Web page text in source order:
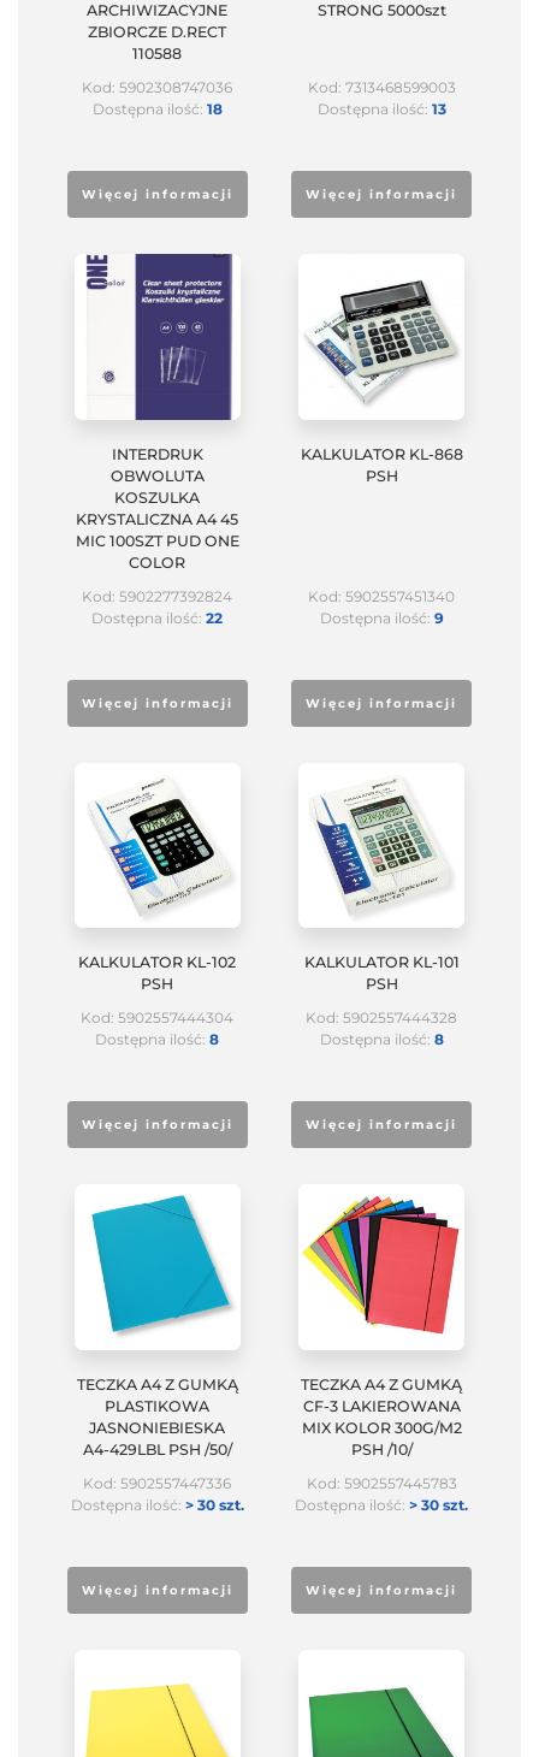
ARCHIWIZACYJNE
ZBIORCZE D.RECT
110588
Kod: 5902308747036
Dostępna ilość: 18
Więcej informacji
STRONG 5000szt
Kod: 7313468599003
Dostępna ilość: 13
Więcej informacji
INTERDRUK
OBWOLUTA
KOSZULKA
KRYSTALICZNA A4 45
MIC 100SZT PUD ONE
COLOR
Kod: 5902277392824
Dostępna ilość:22
Więcej informacji
KALKULATOR KL-868
PSH
Kod: 5902557451340
Dostępna ilość: 9
Więcej informacji
KALKULATOR KL-102
PSH
Kod: 5902557444304
Dostępna ilość:8
Więcej informacji
KALKULATOR KL-101
PSH
Kod: 5902557444328
Dostępna ilość: 8
Więcej informacji
TECZKA A4 Z GUMKĄ
PLASTIKOWA
JASNONIEBIESKA
A4-429LBL PSH /50/
Kod: 5902557447336
Dostępna ilość: > 30 szt.
Więcej informacji
TECZKA A4 Z GUMKĄ
CF-3 LAKIEROWANA
MIX KOLOR 300G/M2
PSH /10/
Kod: 5902557445783
Dostępna ilość:> 30 szt.
Więcej informacji